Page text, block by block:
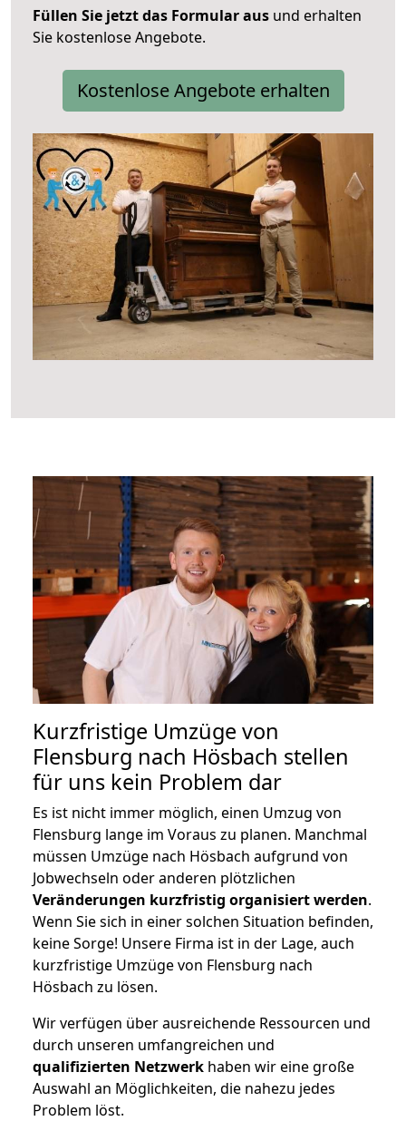
Füllen Sie jetzt das Formular aus und erhalten
Sie kostenlose Angebote.
Kostenlose Angebote erhalten
Kurzfristige Umzüge von
Flensburg nach Hösbach stellen
für uns kein Problem dar
Es ist nicht immer möglich, einen Umzug von
Flensburg lange im Voraus zu planen. Manchmal
müssen Umzüge nach Hösbach aufgrund von
Jobwechseln oder anderen plötzlichen
Veränderungen kurzfristig organisiert werden.
Wenn Sie sich in einer solchen Situation befinden,
keine Sorge! Unsere Firma ist in der Lage, auch
kurzfristige Umzüge von Flensburg nach
Hösbach zu lösen.
Wir verfügen über ausreichende Ressourcen und
durch unseren umfangreichen und
qualifizierten Netzwerk haben wir eine große
Auswahl an Möglichkeiten, die nahezu jedes
Problem löst.